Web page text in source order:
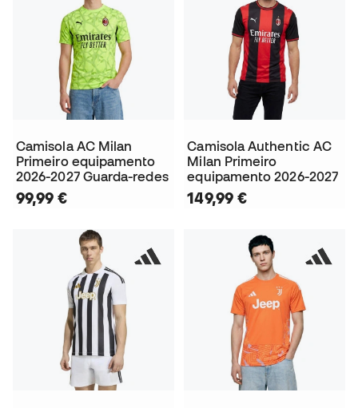
Camisola AC Milan
Primeiro equipamento
2026-2027 Guarda-redes
99,99 €
Camisola Authentic AC
Milan Primeiro
equipamento 2026-2027
149,99 €